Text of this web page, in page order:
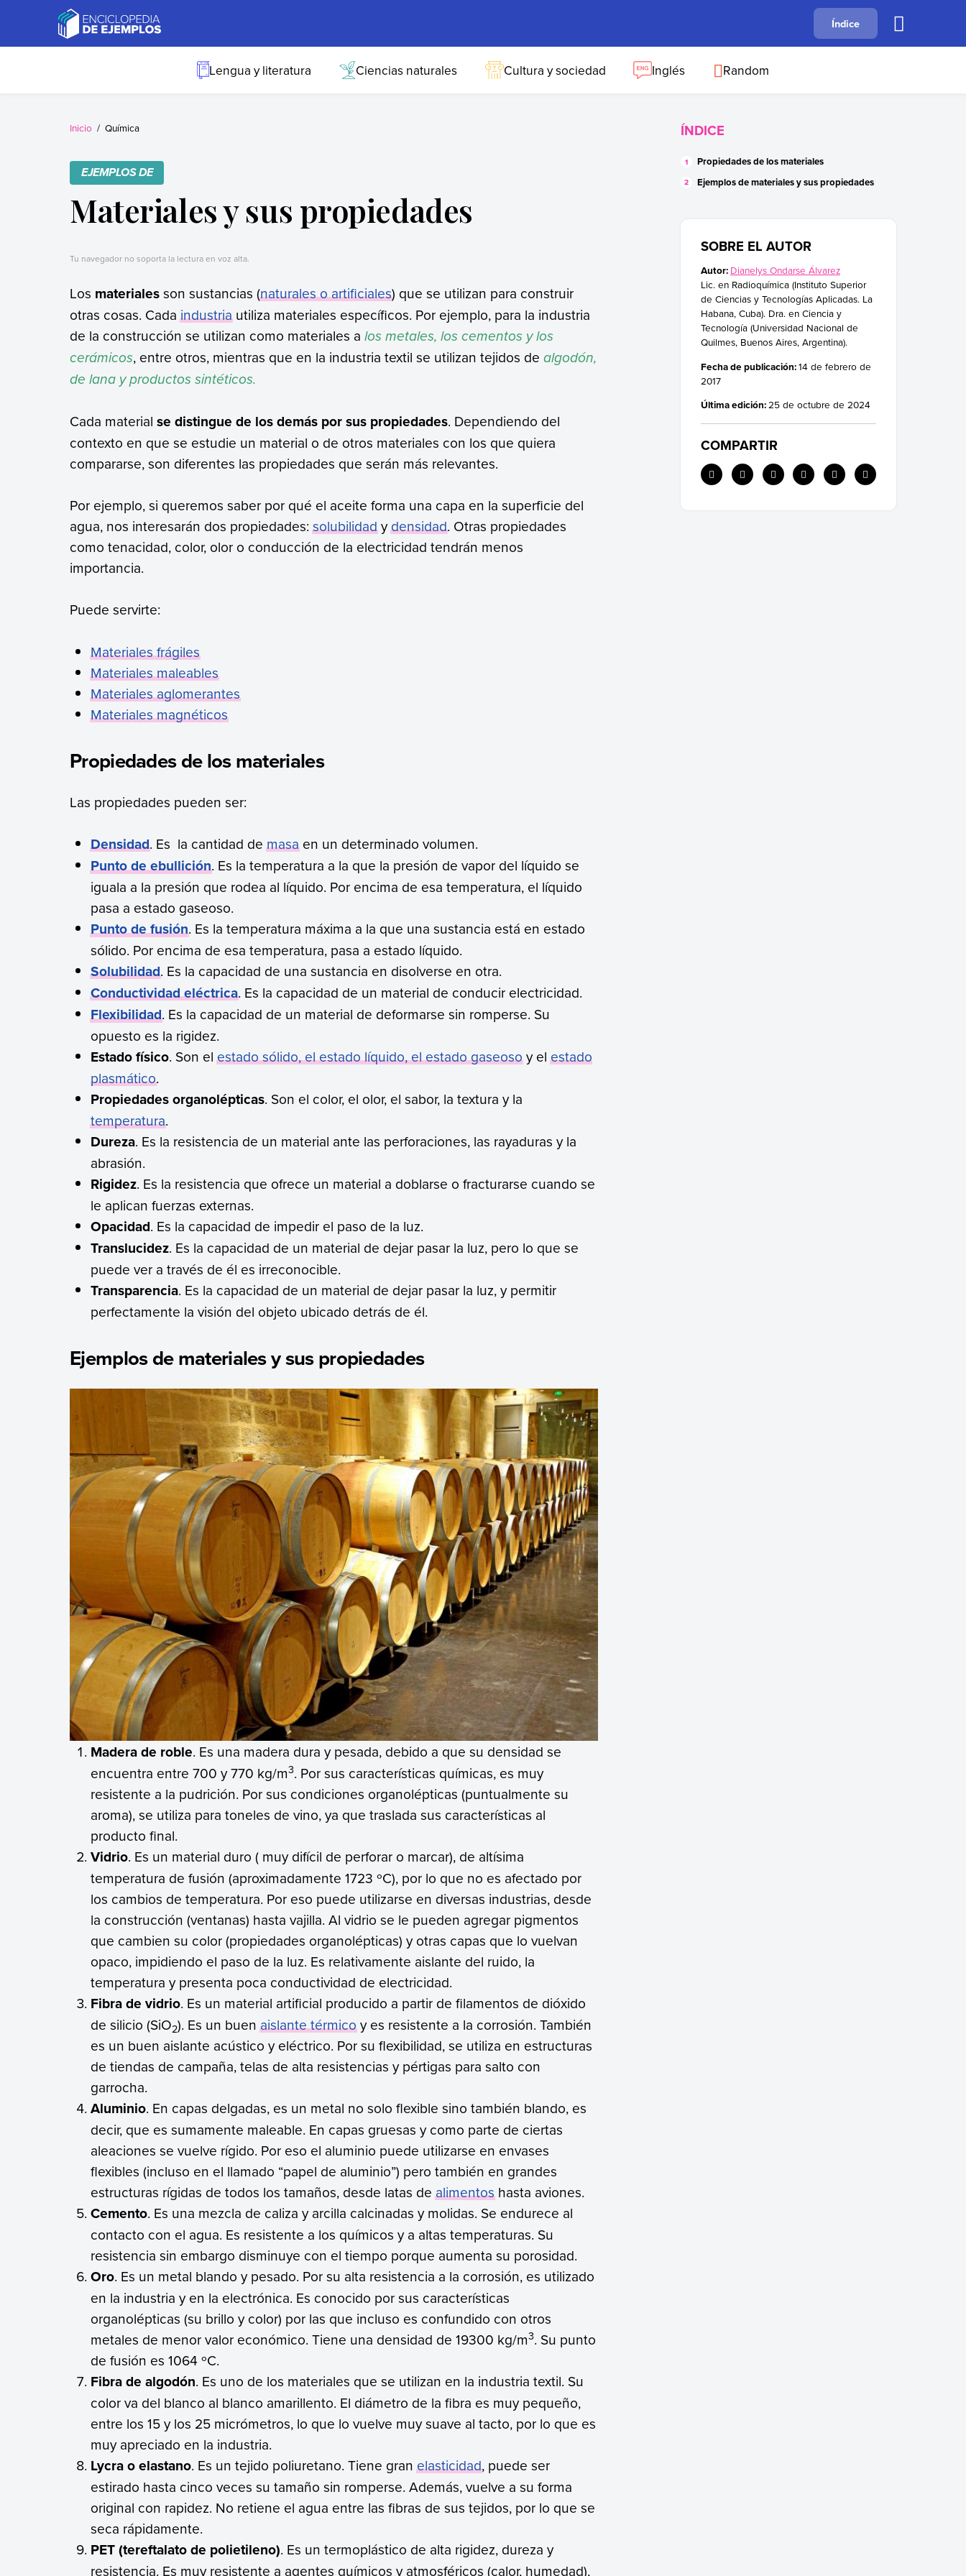
Ejemplos
Necesitas ejemplos.
B C F
Índice
Lengua y literatura Ciencias naturales Cultura y sociedad Inglés Random
Inicio Química
EJEMPLOS DE
Materiales y sus propiedades
Tu navegador no soporta la lectura en voz alta.
Los materialesson sustancias (naturales o artificiales) que se utilizan para construir
otras cosas. Cadaindustriautiliza materiales específicos. Por ejemplo, para la industria
de la construcción se utilizan como materiales a los metales, los cementos y los
cerámicos, entre otros, mientras que en la industria textil se utilizan tejidos de algodón,
de lana y productos sintéticos.
Cada material se distingue de los demás por sus propiedades. Dependiendo del
contexto en que se estudie un material o de otros materiales con los que quiera
compararse, son diferentes las propiedades que serán más relevantes.
Por ejemplo, si queremos saber por qué el aceite forma una capa en la superficie del
agua, nos interesarán dos propiedades:solubilidadydensidad. Otras propiedades
como tenacidad, color, olor o conducción de la electricidad tendrán menos
importancia.
Puede servirte:
Materiales frágiles
Materiales maleables
Materiales aglomerantes
Materiales magnéticos
Propiedades de los materiales
Las propiedades pueden ser:
Densidad. Es la cantidad demasaen un determinado volumen.
Punto de ebullición. Es la temperatura a la que la presión de vapor del líquido se
iguala a la presión que rodea al líquido. Por encima de esa temperatura, el líquido
pasa a estado gaseoso.
Punto de fusión. Es la temperatura máxima a la que una sustancia está en estado
sólido. Por encima de esa temperatura, pasa a estado líquido.
Solubilidad. Es la capacidad de una sustancia en disolverse en otra.
Conductividad eléctrica. Es la capacidad de un material de conducir electricidad.
Flexibilidad. Es la capacidad de un material de deformarse sin romperse. Su
opuesto es la rigidez.
Estado físico. Son elestado sólido, el estado líquido, el estado gaseosoy elestado
plasmático.
Propiedades organolépticas. Son el color, el olor, el sabor, la textura y la
temperatura.
Dureza. Es la resistencia de un material ante las perforaciones, las rayaduras y la
abrasión.
Rigidez. Es la resistencia que ofrece un material a doblarse o fracturarse cuando se
le aplican fuerzas externas.
Opacidad. Es la capacidad de impedir el paso de la luz.
Translucidez. Es la capacidad de un material de dejar pasar la luz, pero lo que se
puede ver a través de él es irreconocible.
Transparencia. Es la capacidad de un material de dejar pasar la luz, y permitir
perfectamente la visión del objeto ubicado detrás de él.
Ejemplos de materiales y sus propiedades
Madera de roble. Es una madera dura y pesada, debido a que su densidad se
encuentra entre 700 y 770 kg/m3. Por sus características químicas, es muy
resistente a la pudrición. Por sus condiciones organolépticas (puntualmente su
aroma), se utiliza para toneles de vino, ya que traslada sus características al
producto final.
Vidrio. Es un material duro ( muy difícil de perforar o marcar), de altísima
temperatura de fusión (aproximadamente 1723 ºC), por lo que no es afectado por
los cambios de temperatura. Por eso puede utilizarse en diversas industrias, desde
la construcción (ventanas) hasta vajilla. Al vidrio se le pueden agregar pigmentos
que cambien su color (propiedades organolépticas) y otras capas que lo vuelvan
opaco, impidiendo el paso de la luz. Es relativamente aislante del ruido, la
temperatura y presenta poca conductividad de electricidad.
Fibra de vidrio. Es un material artificial producido a partir de filamentos de dióxido
de silicio (SiO2). Es un buenaislante térmicoy es resistente a la corrosión. También
es un buen aislante acústico y eléctrico. Por su flexibilidad, se utiliza en estructuras
de tiendas de campaña, telas de alta resistencias y pértigas para salto con
garrocha.
Aluminio. En capas delgadas, es un metal no solo flexible sino también blando, es
decir, que es sumamente maleable. En capas gruesas y como parte de ciertas
aleaciones se vuelve rígido. Por eso el aluminio puede utilizarse en envases
flexibles (incluso en el llamado “papel de aluminio”) pero también en grandes
estructuras rígidas de todos los tamaños, desde latas dealimentoshasta aviones.
Cemento. Es una mezcla de caliza y arcilla calcinadas y molidas. Se endurece al
contacto con el agua. Es resistente a los químicos y a altas temperaturas. Su
resistencia sin embargo disminuye con el tiempo porque aumenta su porosidad.
Oro. Es un metal blando y pesado. Por su alta resistencia a la corrosión, es utilizado
en la industria y en la electrónica. Es conocido por sus características
organolépticas (su brillo y color) por las que incluso es confundido con otros
metales de menor valor económico. Tiene una densidad de 19300 kg/m3. Su punto
de fusión es 1064 ºC.
Fibra de algodón. Es uno de los materiales que se utilizan en la industria textil. Su
color va del blanco al blanco amarillento. El diámetro de la fibra es muy pequeño,
entre los 15 y los 25 micrómetros, lo que lo vuelve muy suave al tacto, por lo que es
muy apreciado en la industria.
Lycra o elastano. Es un tejido poliuretano. Tiene granelasticidad, puede ser
estirado hasta cinco veces su tamaño sin romperse. Además, vuelve a su forma
original con rapidez. No retiene el agua entre las fibras de sus tejidos, por lo que se
seca rápidamente.
PET (tereftalato de polietileno). Es un termoplástico de alta rigidez, dureza y
resistencia. Es muy resistente a agentes químicos y atmosféricos (calor, humedad),
ÍNDICE
Propiedades de los materiales
Ejemplos de materiales y sus propiedades
SOBRE EL AUTOR
Autor: Dianelys Ondarse Álvarez
Lic. en Radioquímica (Instituto Superior
de Ciencias y Tecnologías Aplicadas. La
Habana, Cuba). Dra. en Ciencia y
Tecnología (Universidad Nacional de
Quilmes, Buenos Aires, Argentina).
Fecha de publicación:14 de febrero de
2017
Última edición:25 de octubre de 2024
COMPARTIR